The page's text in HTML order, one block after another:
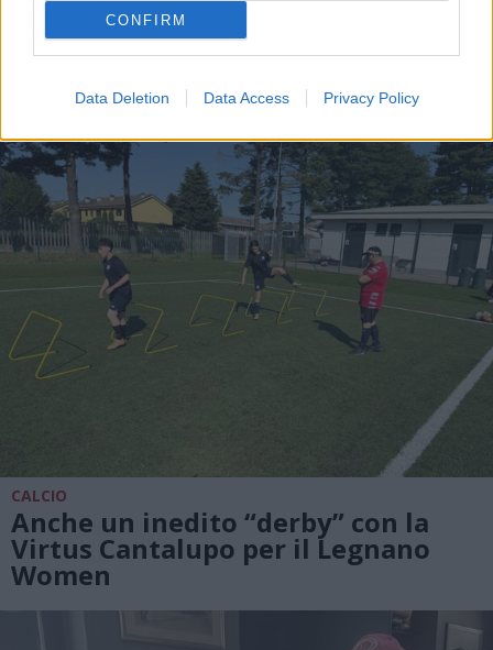
CONFIRM
Data Deletion Data Access Privacy Policy
Temporali e vento, allerta gialla
anche nell’Alto Milanese fino alla
mattina di sabato 8 luglio
CALCIO
Anche un inedito “derby” con la
Virtus Cantalupo per il Legnano
Women